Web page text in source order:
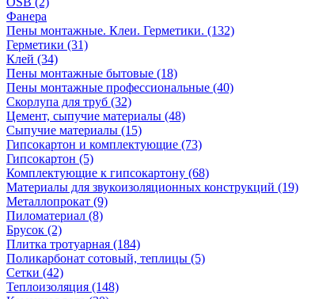
Фанера
Пены монтажные. Клеи. Герметики. (132)
Герметики (31)
Клей (34)
Пены монтажные бытовые (18)
Пены монтажные профессиональные (40)
Скорлупа для труб (32)
Цемент, сыпучие материалы (48)
Сыпучие материалы (15)
Гипсокартон и комплектующие (73)
Гипсокартон (5)
Комплектующие к гипсокартону (68)
Материалы для звукоизоляционных конструкций (19)
Металлопрокат (9)
Пиломатериал (8)
Брусок (2)
Плитка тротуарная (184)
Поликарбонат сотовый, теплицы (5)
Сетки (42)
Теплоизоляция (148)